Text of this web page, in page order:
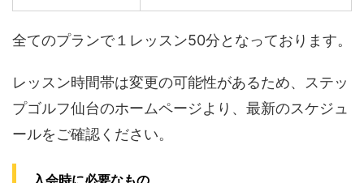
全てのプランで１レッスン50分となっております。
レッスン時間帯は変更の可能性があるため、ステッ
プゴルフ仙台のホームページより、最新のスケジュ
ールをご確認ください。